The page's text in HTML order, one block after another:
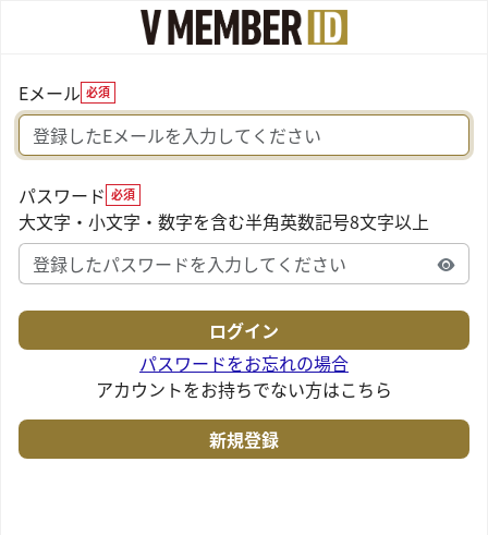
Eメール 必須
パスワード 必須
大文字・小文字・数字を含む半角英数記号8文字以上
パスワードをお忘れの場合
アカウントをお持ちでない方はこちら
新規登録